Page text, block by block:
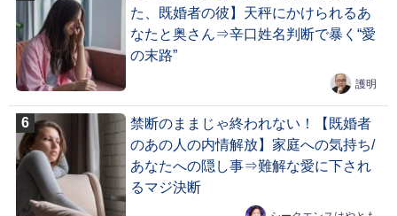
た、既婚者の彼】天秤にかけられるあ
なたと奥さん⇒辛口姓名判断で暴く“愛
の末路”
護明
禁断のままじゃ終われない！【既婚者
のあの人の内情解放】家庭への気持ち/
あなたへの隠し事⇒難解な愛に下され
るマジ決断